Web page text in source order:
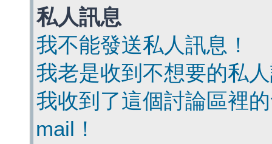
私人訊息
我不能發送私人訊息！
我老是收到不想要的私
我收到了這個討論區裡
mail！